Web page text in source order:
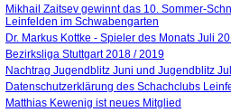
Mikhail Zaitsev gewinnt das 10. Sommer-
Leinfelden im Schwabengarten
Dr. Markus Kottke - Spieler des Monats Juli
Bezirksliga Stuttgart 2018 / 2019
Nachtrag Jugendblitz Juni und Jugendblitz
Datenschutzerklärung des Schachclubs
Matthias Kewenig ist neues Mitglied